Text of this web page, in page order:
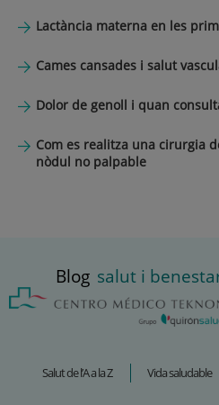
Lactància materna en les
Cames cansades i salut
Dolor de genoll i quan
Com es realitza una cirurgia
nòdul no palpable
Blog salut i
Salut de l’A a la Z Vida saludable